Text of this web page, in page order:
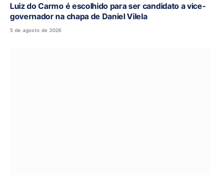
Luiz do Carmo é escolhido para ser candidato a vice-
governador na chapa de Daniel Vilela
5 de agosto de 2026